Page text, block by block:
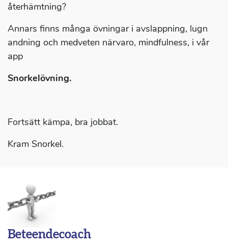
återhämtning?
Annars finns många övningar i avslappning, lugn
andning och medveten närvaro, mindfulness, i vår
app
Snorkelövning.
Fortsätt kämpa, bra jobbat.
Kram Snorkel.
Beteendecoach